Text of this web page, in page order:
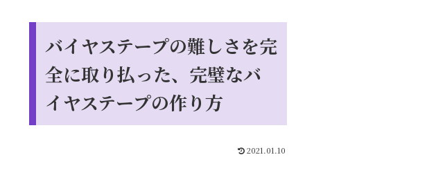
バイヤステープの難しさを完
全に取り払った、完璧なバ
イヤステープの作り方
2021.01.10